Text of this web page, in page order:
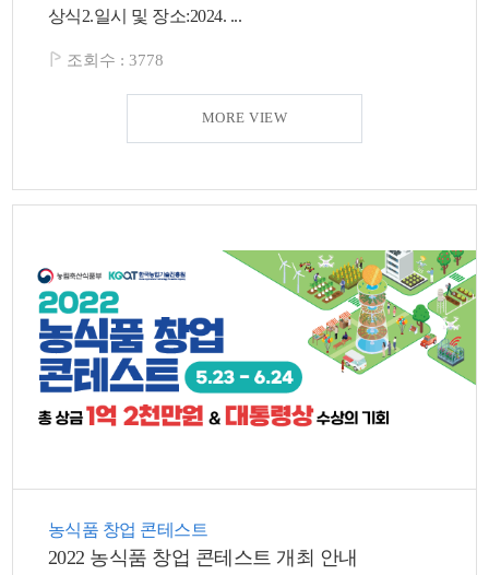
상식2.일시 및 장소:2024. ...
조회수 : 3778
MORE VIEW
농식품 창업 콘테스트
2022 농식품 창업 콘테스트 개최 안내